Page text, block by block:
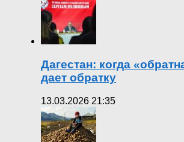
Дагестан: когда
дает обратку
13.03.2026 21:35